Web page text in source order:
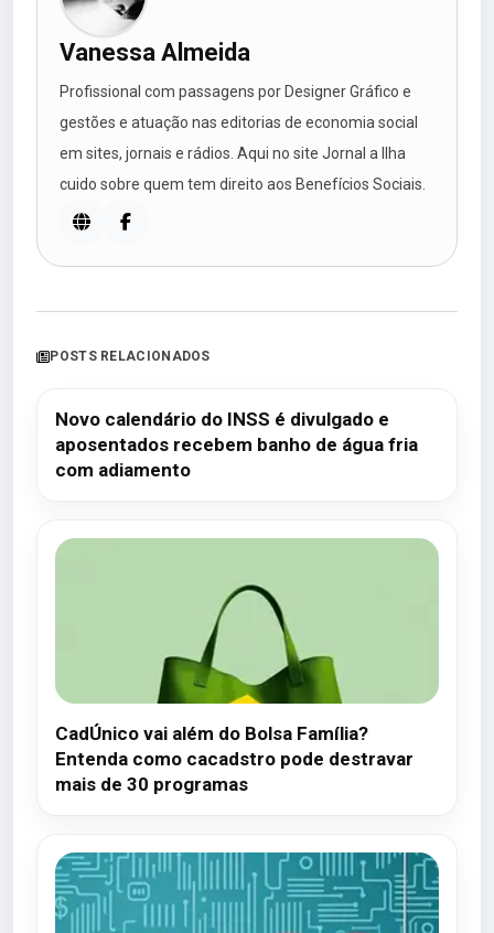
Vanessa Almeida
Profissional com passagens por Designer Gráfico e
gestões e atuação nas editorias de economia social
em sites, jornais e rádios. Aqui no site Jornal a Ilha
cuido sobre quem tem direito aos Benefícios Sociais.
POSTS RELACIONADOS
Novo calendário do INSS é divulgado e
aposentados recebem banho de água fria
com adiamento
CadÚnico vai além do Bolsa Família?
Entenda como cacadstro pode destravar
mais de 30 programas